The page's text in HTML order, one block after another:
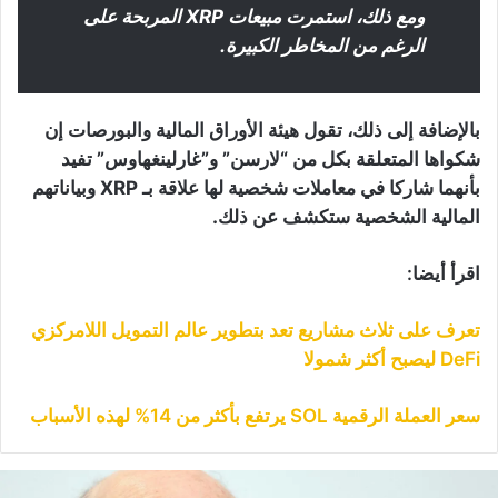
ومع ذلك، استمرت مبيعات XRP المربحة على
الرغم من المخاطر الكبيرة.
بالإضافة إلى ذلك، تقول هيئة الأوراق المالية والبورصات إن
شكواها المتعلقة بكل من “لارسن” و”غارلينغهاوس” تفيد
بأنهما شاركا في معاملات شخصية لها علاقة بـ XRP وبياناتهم
المالية الشخصية ستكشف عن ذلك.
اقرأ أيضا:
تعرف على ثلاث مشاريع تعد بتطوير عالم التمويل اللامركزي
DeFi ليصبح أكثر شمولا
سعر العملة الرقمية SOL يرتفع بأكثر من 14% لهذه الأسباب